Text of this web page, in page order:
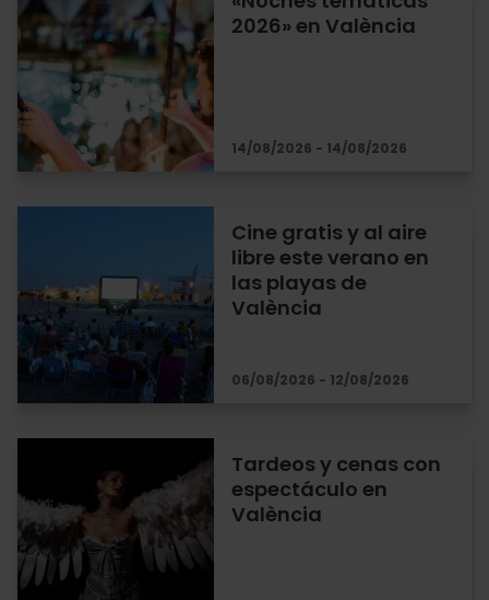
2026» en València
14/08/2026 - 14/08/2026
Cine gratis y al aire
libre este verano en
las playas de
València
06/08/2026 - 12/08/2026
Tardeos y cenas con
espectáculo en
València